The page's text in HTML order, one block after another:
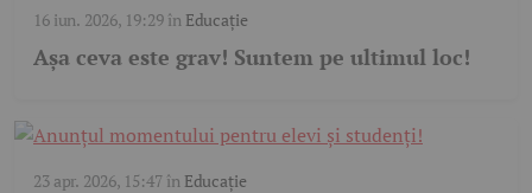
16 iun. 2026, 19:29în Educație
Așa ceva este grav! Suntem pe ultimul loc!
23 apr. 2026, 15:47în Educație